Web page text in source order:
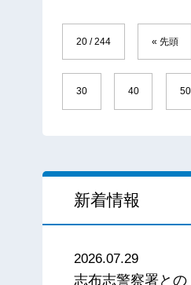
20 / 244 « 先頭
30 40 50
新着情報
2026.07.29
志布志警察署と